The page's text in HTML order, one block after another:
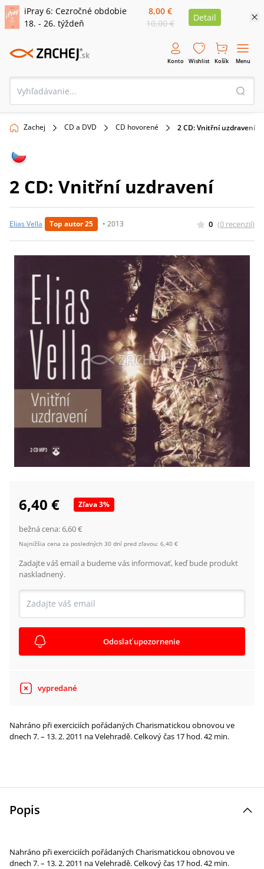
iPray 6: Cezročné obdobie
18. - 26. týždeň
8,00 €
10,00 €
Detail
Konto Wishlist Košík Menu
Zachej CD a DVD CD hovorené 2 CD: Vnitřní uzdravení
2 CD: Vnitřní uzdravení
Elias Vella Top autor 25 • 2013 0 (0 recenzií)
6,40 € Zľava3%
bežná cena:6,60 €
Najnižšia cena za posledných 30 dní pred zľavou: 6,40 €
Zadajte váš email a budeme vás informovať, keď bude produkt
naskladnený.
Odoslať upozornenie
vypredané
Nahráno při exerciciích pořádaných Charismatickou obnovou ve
dnech 7. – 13. 2. 2011 na Velehradě. Celkový čas 17 hod. 42 min.
Popis
Nahráno při exerciciích pořádaných Charismatickou obnovou ve
dnech 7. – 13. 2. 2011 na Velehradě. Celkový čas 17 hod. 42 min.